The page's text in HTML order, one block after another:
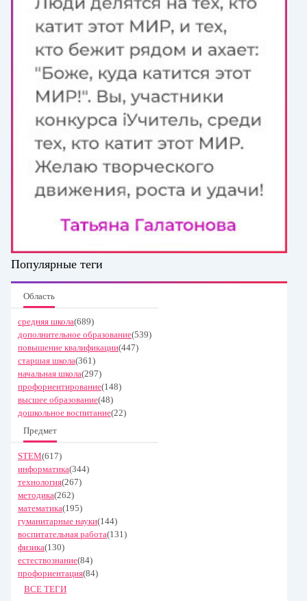
Популярные теги
Область
средняя школа(689)
дополнительное образование(539)
повышение квалификации(447)
старшая школа(361)
начальная школа(297)
профориентирование(148)
высшее образование(48)
дошкольное воспитание(22)
Предмет
STEM(617)
информатика(344)
технология(267)
методика(262)
математика(195)
гуманитарные науки(144)
воспитательная работа(131)
физика(130)
естествознание(84)
профориентация(84)
ВСЕ ТЕГИ